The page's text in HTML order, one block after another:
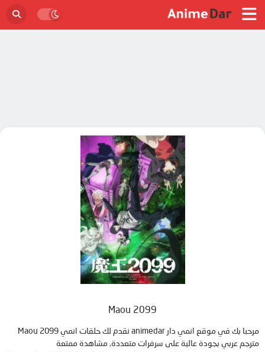
Maou 2099
مرحبا بك في موقع انمي دار animedar نقدم لك حلقات انمي Maou 2099
مترجم عربي بجودة عالية على سرفرات متعددة, مشاهدة ممتعة